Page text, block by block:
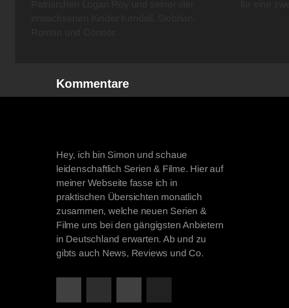
Kommentare
Hey, ich bin Simon und schaue
leidenschaftlich Serien & Filme. Hier auf
meiner Webseite fasse ich in
praktischen Übersichten monatlich
zusammen, welche neuen Serien &
Filme uns bei den gängigsten Anbietern
in Deutschland erwarten. Ab und zu
gibts auch News, Reviews und Co.